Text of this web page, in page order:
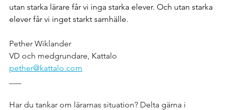
utan starka lärare får vi inga starka elever. Och utan starka
elever får vi inget starkt samhälle.
Pether Wiklander
VD och medgrundare, Kattalo
pether@kattalo.com
Har du tankar om lärarnas situation? Delta gärna i